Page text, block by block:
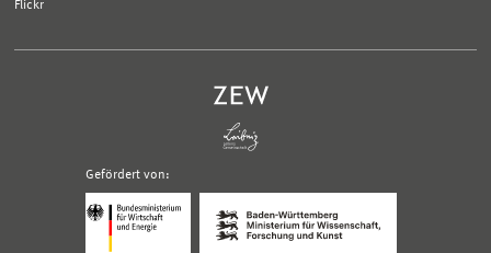
Flickr
Gefördert von:
Bundesministerium
Wirtschaft
Ministerium